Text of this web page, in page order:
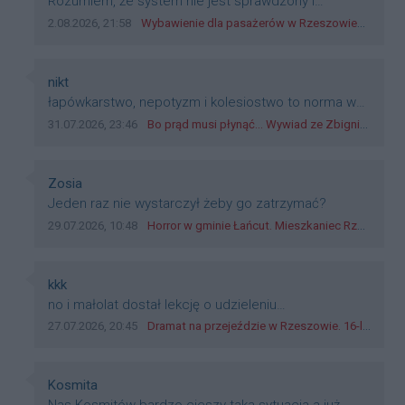
przetestowany. Wybieram się z mim młodym do
radę. Albo ogarną, jak to teraz młode ludzie mówią.
Data dodania komentarza:
2.08.2026, 21:58 Źródło komentarza:
Wybawienie dla pasażerów w Rzeszowie? W mieście ruszyły testy nowego rozwiązania
Autor komentarza:
nikt
Treść komentarza:
łapówkarstwo, nepotyzm i kolesiostwo to norma w
pge dystrybucja rzeszów, takie ***e jak wozowicz
Data dodania komentarza:
31.07.2026, 23:46 Źródło komentarza:
Bo prąd musi płynąć... Wywiad ze Zbigniewem Możdżeniem - Dyrektorem Generalnym Oddziału PGE Dystrybucja w Rzeszowie
Autor komentarza:
Zosia
Treść komentarza:
Jeden raz nie wystarczył żeby go zatrzymać?
Data dodania komentarza:
29.07.2026, 10:48 Źródło komentarza:
Horror w gminie Łańcut. Mieszkaniec Rzeszowa terroryzował rodzinę nożem i zaatakował policjantów! [VIDEO]
Autor komentarza:
kkk
Treść komentarza:
no i małolat dostał lekcję o udzieleniu
pierwszeństwa
Data dodania komentarza:
27.07.2026, 20:45 Źródło komentarza:
Dramat na przejeździe w Rzeszowie. 16-latek na hulajnodze wjechał wprost pod szynobus
Autor komentarza:
Kosmita